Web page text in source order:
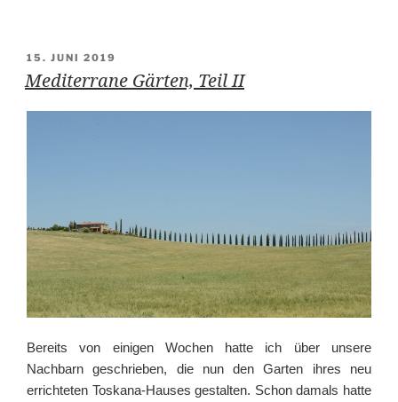
–
traumhafte
VERÖFFENTLICHT
AM
15. JUNI 2019
Mediterrane Gärten, Teil II
Bereits von einigen Wochen hatte ich über unsere
Nachbarn geschrieben, die nun den Garten ihres neu
errichteten Toskana-Hauses gestalten. Schon damals hatte